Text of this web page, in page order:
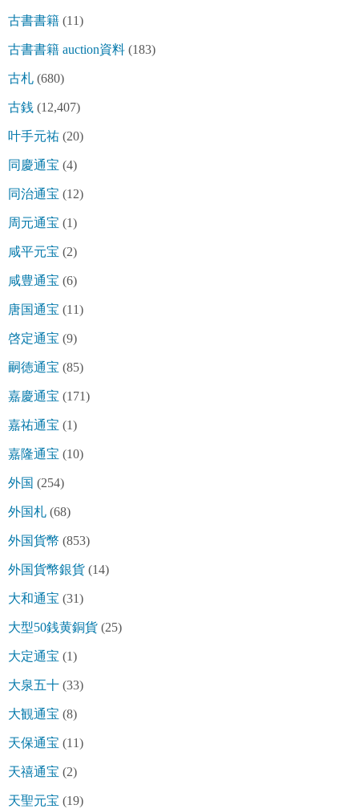
古書書籍 (11)
古書書籍 auction資料 (183)
古札 (680)
古銭 (12,407)
叶手元祐 (20)
同慶通宝 (4)
同治通宝 (12)
周元通宝 (1)
咸平元宝 (2)
咸豊通宝 (6)
唐国通宝 (11)
啓定通宝 (9)
嗣徳通宝 (85)
嘉慶通宝 (171)
嘉祐通宝 (1)
嘉隆通宝 (10)
外国 (254)
外国札 (68)
外国貨幣 (853)
外国貨幣銀貨 (14)
大和通宝 (31)
大型50銭黄銅貨 (25)
大定通宝 (1)
大泉五十 (33)
大観通宝 (8)
天保通宝 (11)
天禧通宝 (2)
天聖元宝 (19)